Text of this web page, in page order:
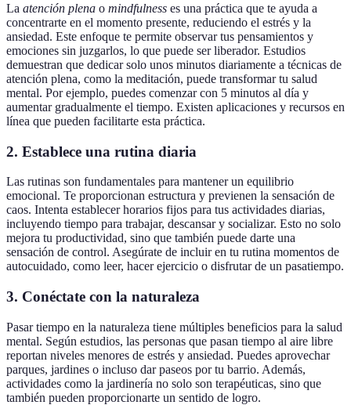
La atención plena o mindfulness es una práctica que te ayuda a
concentrarte en el momento presente, reduciendo el estrés y la
ansiedad. Este enfoque te permite observar tus pensamientos y
emociones sin juzgarlos, lo que puede ser liberador. Estudios
demuestran que dedicar solo unos minutos diariamente a técnicas de
atención plena, como la meditación, puede transformar tu salud
mental. Por ejemplo, puedes comenzar con 5 minutos al día y
aumentar gradualmente el tiempo. Existen aplicaciones y recursos en
línea que pueden facilitarte esta práctica.
2. Establece una rutina diaria
Las rutinas son fundamentales para mantener un equilibrio
emocional. Te proporcionan estructura y previenen la sensación de
caos. Intenta establecer horarios fijos para tus actividades diarias,
incluyendo tiempo para trabajar, descansar y socializar. Esto no solo
mejora tu productividad, sino que también puede darte una
sensación de control. Asegúrate de incluir en tu rutina momentos de
autocuidado, como leer, hacer ejercicio o disfrutar de un pasatiempo.
3. Conéctate con la naturaleza
Pasar tiempo en la naturaleza tiene múltiples beneficios para la salud
mental. Según estudios, las personas que pasan tiempo al aire libre
reportan niveles menores de estrés y ansiedad. Puedes aprovechar
parques, jardines o incluso dar paseos por tu barrio. Además,
actividades como la jardinería no solo son terapéuticas, sino que
también pueden proporcionarte un sentido de logro.